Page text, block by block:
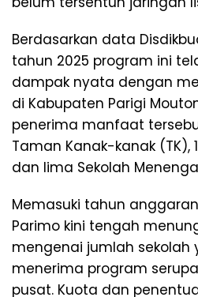
Berdasarkan data
tahun 2025 program ini
dampak nyata dengan
di Kabupaten Parigi
penerima manfaat
Taman Kanak-kanak (TK),
dan lima Sekolah
Memasuki tahun
Parimo kini tengah
mengenai jumlah sekolah
menerima program
pusat. Kuota dan